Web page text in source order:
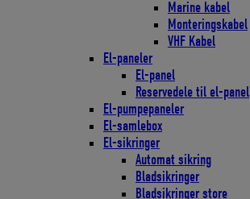
Marine kabel
Monteringskabel
VHF Kabel
El-paneler
El-panel
Reservedele til el-panel
El-pumpepaneler
El-samlebox
El-sikringer
Automat sikring
Bladsikringer
Bladsikringer store